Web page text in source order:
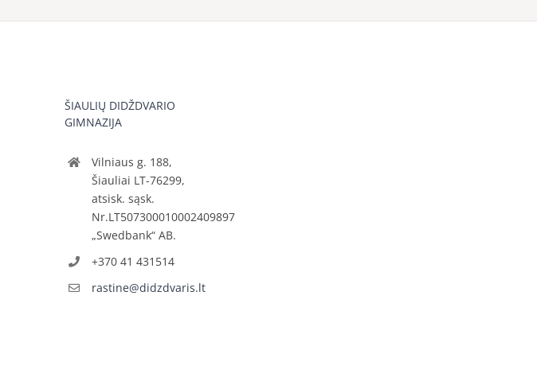
ŠIAULIŲ DIDŽDVARIO
GIMNAZIJA
Vilniaus g. 188,
Šiauliai LT-76299,
atsisk. sąsk.
Nr.LT507300010002409897
„Swedbank“ AB.
+370 41 431514
rastine@didzdvaris.lt